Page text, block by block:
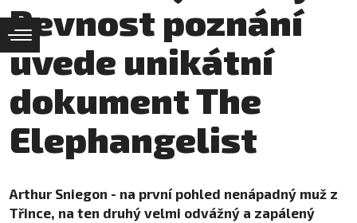
Pevnost poznání
uvede unikátní
dokument The
Elephangelist
Arthur Sniegon - na první pohled nenápadný muž z
Třince, na ten druhý velmi odvážný a zapálený